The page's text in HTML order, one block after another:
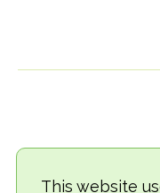
This website